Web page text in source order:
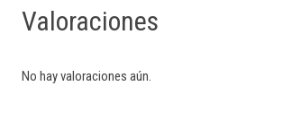
Valoraciones
No hay valoraciones aún.